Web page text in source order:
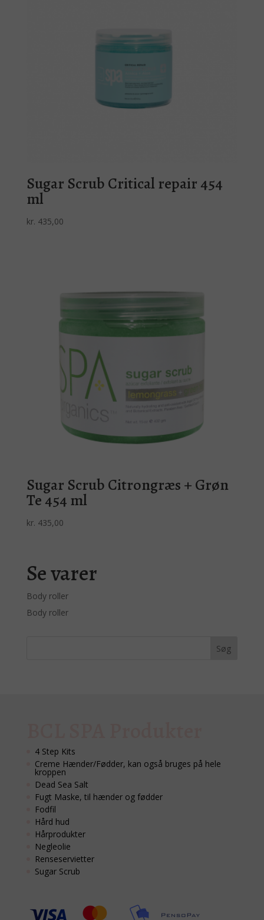
Sugar Scrub Critical repair 454
ml
kr. 435,00
Sugar Scrub Citrongræs + Grøn
Te 454 ml
kr. 435,00
Se varer
Body roller
Body roller
4 Step Kits
Creme Hænder/Fødder, kan også bruges på hele
kroppen
Dead Sea Salt
Fugt Maske, til hænder og fødder
Fodfil
Hård hud
Hårprodukter
Negleolie
Renseservietter
Sugar Scrub